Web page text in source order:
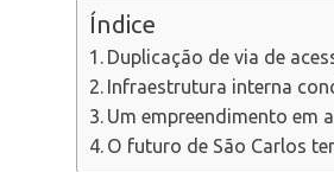
Índice
Duplicação de via de
Infraestrutura interna
Um empreendimento em
O futuro de São Carlos